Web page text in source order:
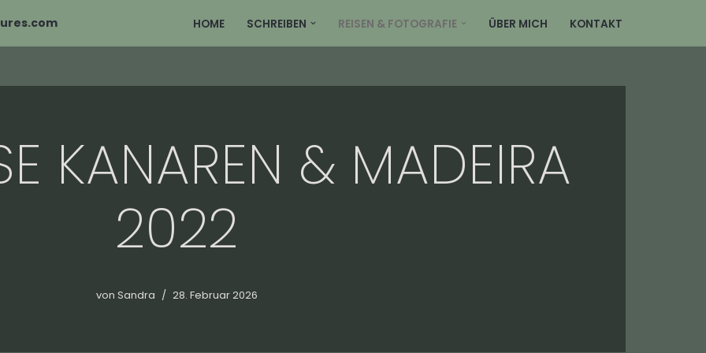
HOME SCHREIBEN REISEN & FOTOGRAFIE ÜBER MICH KONTAKT
KANAREN & MADEIRA
2022
von Sandra 28. Februar 2026